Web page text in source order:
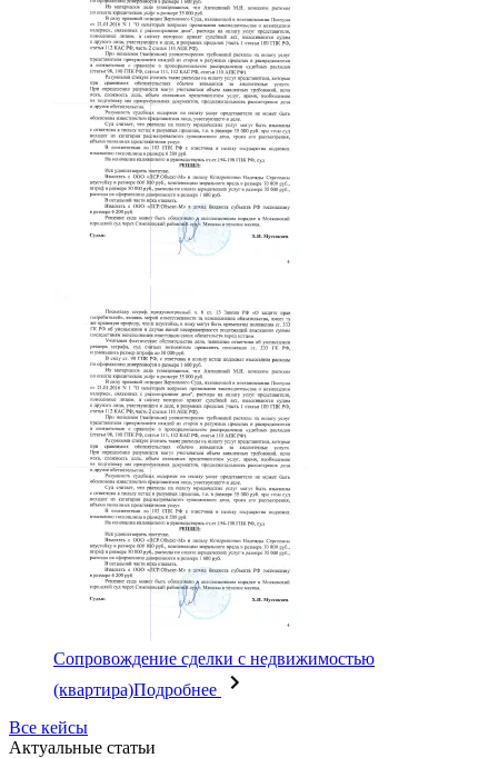
Сопровождение сделки с недвижимостью
(квартира)Подробнее
Все кейсы
Актуальные статьи